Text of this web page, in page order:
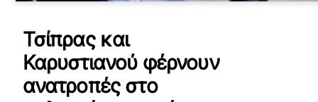
Τσίπρας και
Καρυστιανού φέρνουν
ανατροπές στο